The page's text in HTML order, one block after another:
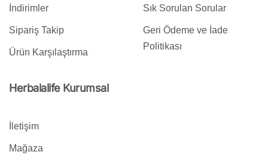
İndirimler
Sipariş Takip
Ürün Karşılaştırma
Sık Sorulan Sorular
Geri Ödeme ve İade
Politikası
Herbalalife Kurumsal
İletişim
Mağaza